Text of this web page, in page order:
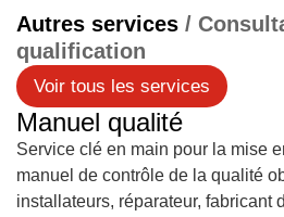
Autres services /
qualification
Voir tous les services
Manuel qualité
Service clé en main pour la mise
manuel de contrôle de la qualité
installateurs, réparateur, fabricant